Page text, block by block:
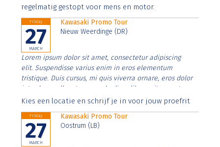
regelmatig gestopt voor mens en motor.
Friday
27
MARCH
Kawasaki Promo Tour
Nieuw Weerdinge (DR)
Lorem ipsum dolor sit amet, consectetur adipiscing
elit. Suspendisse varius enim in eros elementum
tristique. Duis cursus, mi quis viverra ornare, eros dolor
interdum nulla, ut commodo diam libero vitae erat.
Aenean faucibus nibh et justo cursus id rutrum lorem
Kies een locatie en schrijf je in voor jouw proefrit
Friday
27
MARCH
Kawasaki Promo Tour
Oostrum (LB)